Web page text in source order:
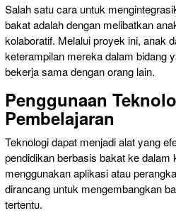
Salah satu cara untuk
bakat adalah dengan melibatkan
kolaboratif. Melalui proyek ini, anak
keterampilan mereka dalam bidang
bekerja sama dengan orang lain.
Penggunaan
Pembelajaran
Teknologi dapat menjadi alat yang
pendidikan berbasis bakat ke dalam
menggunakan aplikasi atau
dirancang untuk mengembangkan
tertentu.